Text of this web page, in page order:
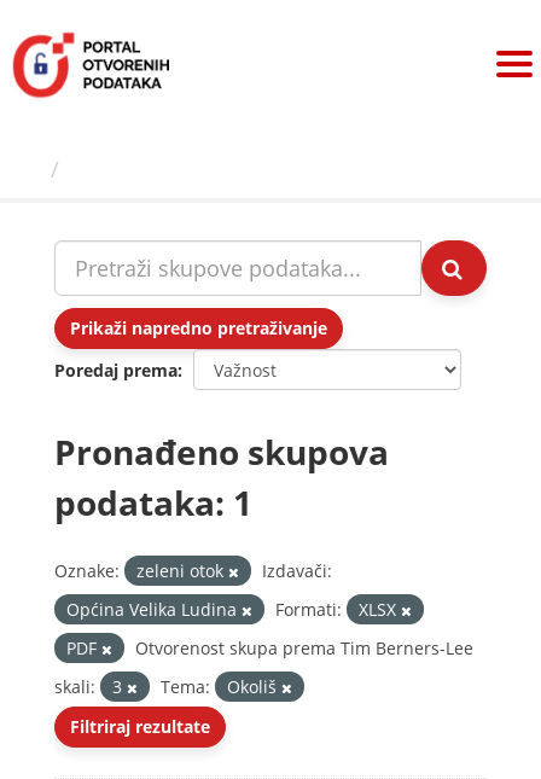
sadržaj
Prikaži napredno pretraživanje
Poredaj prema
Pronađeno skupova
podataka: 1
Oznake: zeleni otok
Izdavači:
Općina Velika Ludina
Formati:
XLSX
PDF
Otvorenost skupa prema Tim Berners-Lee
skali:
3 Tema:
Okoliš
Filtriraj rezultate